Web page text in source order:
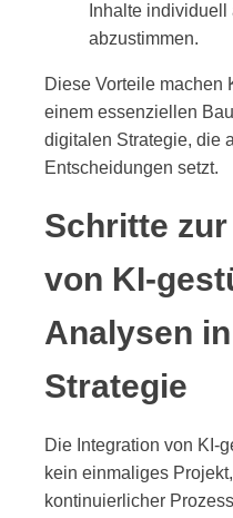
Inhalte individuell
abzustimmen.
Diese Vorteile machen
einem essenziellen
digitalen Strategie, die
Entscheidungen setzt.
Schritte
von KI-
Analysen
Strategie
Die Integration von KI-
kein einmaliges
kontinuierlicher